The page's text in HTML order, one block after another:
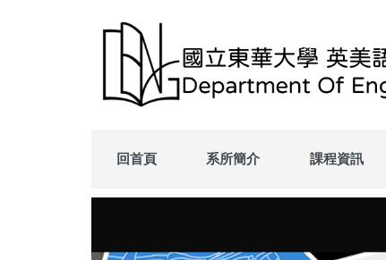
回首頁 系所簡介 課程資訊